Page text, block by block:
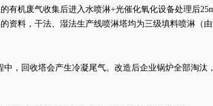
机废气收集后进入水喷淋+光催化氧化设备处理后
料，干法、湿法生产线喷淋塔均为三级填料喷淋（
，回收塔会产生冷凝尾气。改造后企业锅炉全部淘